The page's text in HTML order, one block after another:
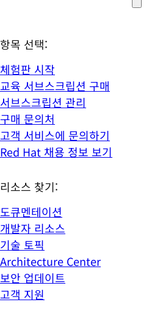
항목 선택:
체험판 시작
교육 서브스크립션 구매
서브스크립션 관리
구매 문의처
고객 서비스에 문의하기
Red Hat 채용 정보 보기
리소스 찾기:
도큐멘테이션
개발자 리소스
기술 토픽
Architecture Center
보안 업데이트
고객 지원